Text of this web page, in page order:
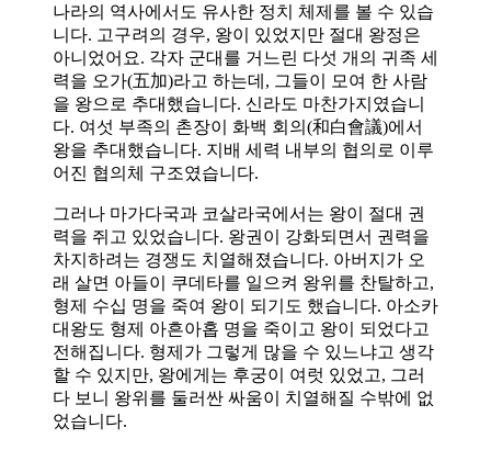
나라의 역사에서도 유사한 정치 체제를 볼 수 있습
니다. 고구려의 경우, 왕이 있었지만 절대 왕정은
아니었어요. 각자 군대를 거느린 다섯 개의 귀족 세
력을 오가(五加)라고 하는데, 그들이 모여 한 사람
을 왕으로 추대했습니다. 신라도 마찬가지였습니
다. 여섯 부족의 촌장이 화백 회의(和白會議)에서
왕을 추대했습니다. 지배 세력 내부의 협의로 이루
어진 협의체 구조였습니다.
그러나 마가다국과 코살라국에서는 왕이 절대 권
력을 쥐고 있었습니다. 왕권이 강화되면서 권력을
차지하려는 경쟁도 치열해졌습니다. 아버지가 오
래 살면 아들이 쿠데타를 일으켜 왕위를 찬탈하고,
형제 수십 명을 죽여 왕이 되기도 했습니다. 아소카
대왕도 형제 아흔아홉 명을 죽이고 왕이 되었다고
전해집니다. 형제가 그렇게 많을 수 있느냐고 생각
할 수 있지만, 왕에게는 후궁이 여럿 있었고, 그러
다 보니 왕위를 둘러싼 싸움이 치열해질 수밖에 없
었습니다.